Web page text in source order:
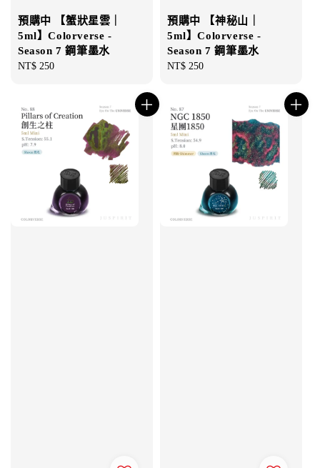
預購中 【蟹狀星雲｜
5ml】Colorverse -
Season 7 鋼筆墨水
Regular
NT$ 250
預購中 【神秘山｜
5ml】Colorverse -
Season 7 鋼筆墨水
Regular
NT$ 250